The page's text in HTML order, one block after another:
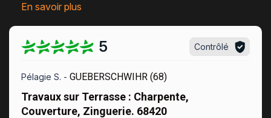
En savoir plus
5 Contrôlé
Pélagie S. - GUEBERSCHWIHR (68)
Travaux sur Terrasse : Charpente,
Couverture, Zinguerie. 68420